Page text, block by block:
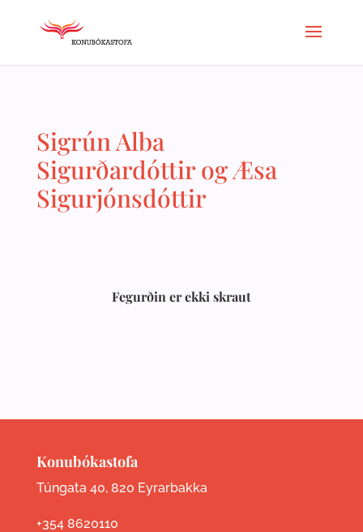
Sigrún Alba
Sigurðardóttir og Æsa
Sigurjónsdóttir
Fegurðin er ekki skraut
Konubókastofa
Túngata 40, 820 Eyrarbakka
+354 8620110